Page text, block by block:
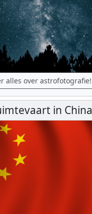
alles over astrofotografie!
in China